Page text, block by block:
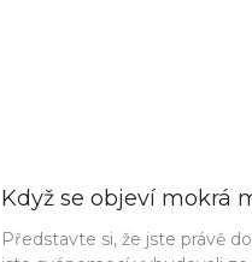
Když se objeví mokrá
Představte si, že jste právě